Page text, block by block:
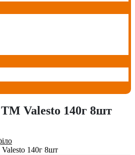
Valesto 140г 8шт
140г 8шт